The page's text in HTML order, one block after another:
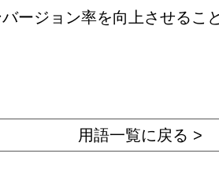
ージョン率を向上させるこ
用語一覧に戻る >